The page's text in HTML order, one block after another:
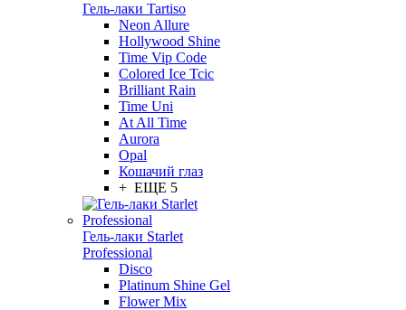
Гель-лаки Tartiso
Neon Allure
Hollywood Shine
Time Vip Code
Colored Ice Tcic
Brilliant Rain
Time Uni
At All Time
Aurora
Opal
Кошачий глаз
+ ЕЩЕ 5
Гель-лаки Starlet
Professional
Disco
Platinum Shine Gel
Flower Mix